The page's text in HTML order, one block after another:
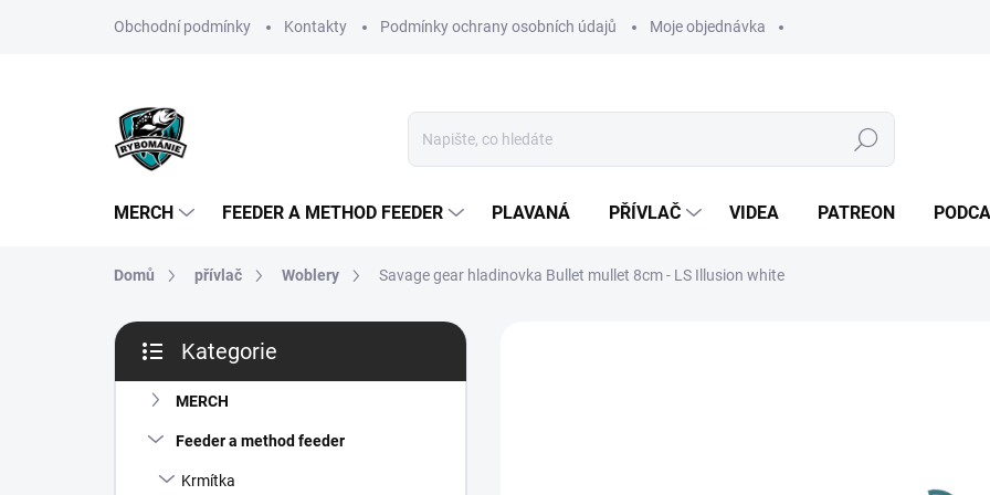
Obchodní podmínky Kontakty Podmínky ochrany osobních údajů Moje objednávka
Hledat
MERCH FEEDER A METHOD FEEDER PLAVANÁ PŘÍVLAČ VIDEA PATREON
Domů přívlač Woblery Savage gear hladinovka Bullet mullet 8cm - LS Illusion white
P
s
kategorie
Kategorie
MERCH
Feeder a method feeder
Krmítka